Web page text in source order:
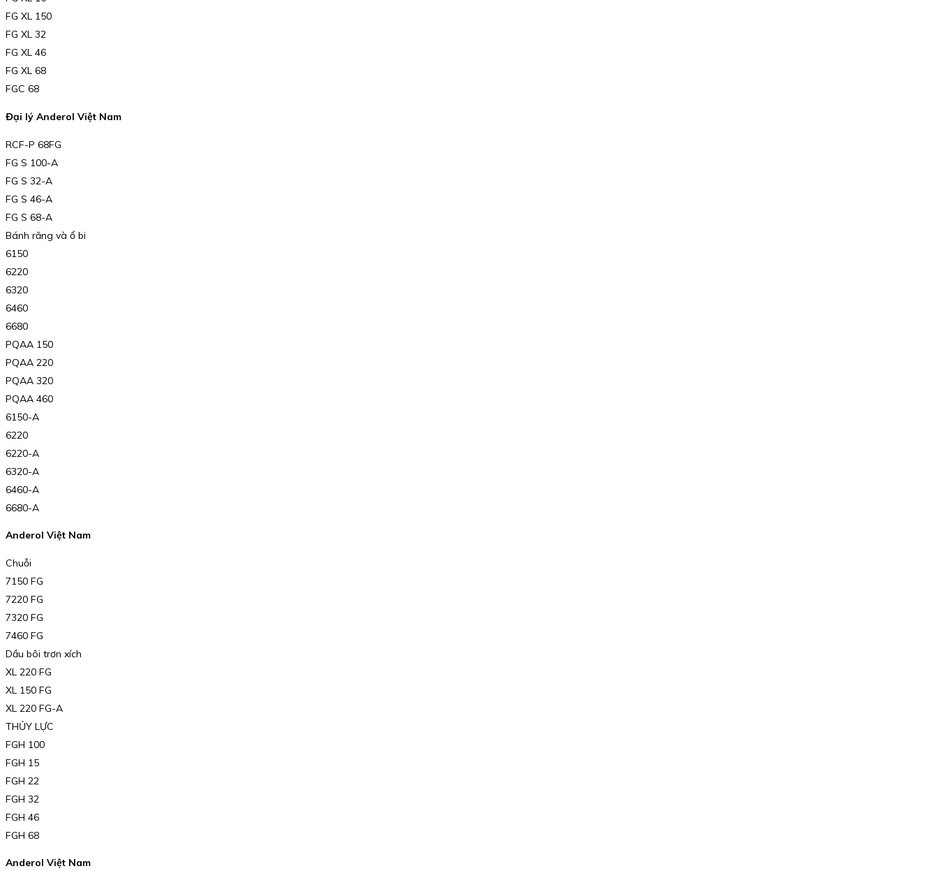
FG XL 150
FG XL 32
FG XL 46
FG XL 68
FGC 68
Đại lý Anderol Việt Nam
RCF-P 68FG
FG S 100-A
FG S 32-A
FG S 46-A
FG S 68-A
Bánh răng và ổ bi
6150
6220
6320
6460
6680
PQAA 150
PQAA 220
PQAA 320
PQAA 460
6150-A
6220
6220-A
6320-A
6460-A
6680-A
Anderol Việt Nam
Chuỗi
7150 FG
7220 FG
7320 FG
7460 FG
Dầu bôi trơn xích
XL 220 FG
XL 150 FG
XL 220 FG-A
THỦY LỰC
FGH 100
FGH 15
FGH 22
FGH 32
FGH 46
FGH 68
Anderol Việt Nam